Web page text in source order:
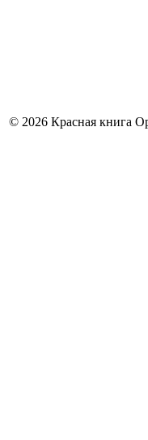
© 2026 Красная книга